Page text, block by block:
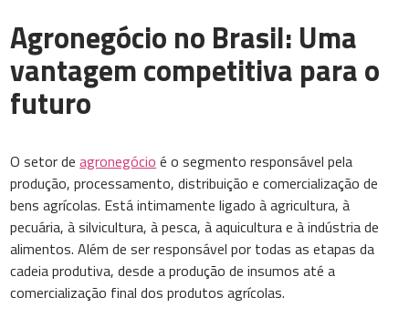
Agronegócio no Brasil: Uma
vantagem competitiva para o
futuro
O setor deagronegócio é o segmento responsável pela
produção, processamento, distribuição e comercialização de
bens agrícolas. Está intimamente ligado à agricultura, à
pecuária, à silvicultura, à pesca, à aquicultura e à indústria de
alimentos. Além de ser responsável por todas as etapas da
cadeia produtiva, desde a produção de insumos até a
comercialização final dos produtos agrícolas.